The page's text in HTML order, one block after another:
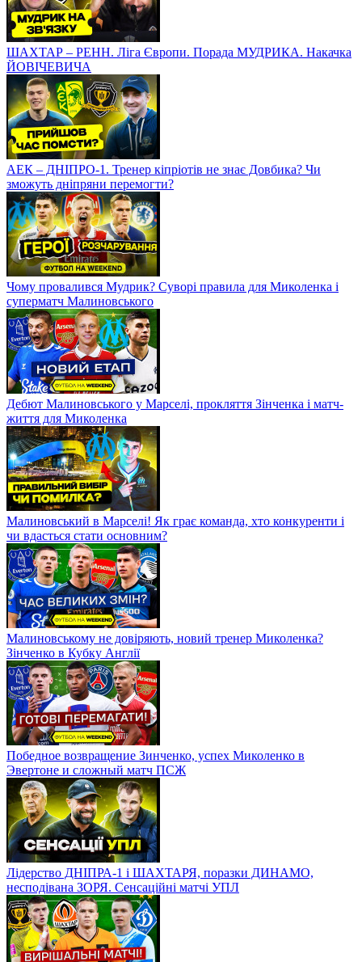
ШАХТАР – РЕНН. Ліга Європи. Порада МУДРИКА. Накачка
ЙОВІЧЕВИЧА
АЕК – ДНІПРО-1. Тренер кіпріотів не знає Довбика? Чи
зможуть дніпряни перемогти?
Чому провалився Мудрик? Суворі правила для Миколенка і
суперматч Малиновського
Дебют Малиновського у Марселі, прокляття Зінченка і матч-
життя для Миколенка
Малиновський в Марселі! Як грає команда, хто конкуренти і
чи вдасться стати основним?
Малиновському не довіряють, новий тренер Миколенка?
Зінченко в Кубку Англії
Победное возвращение Зинченко, успех Миколенко в
Эвертоне и сложный матч ПСЖ
Лідерство ДНІПРА-1 і ШАХТАРЯ, поразки ДИНАМО,
несподівана ЗОРЯ. Сенсаційні матчі УПЛ